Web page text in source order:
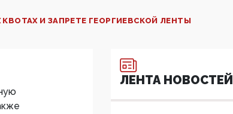
И ЗАПРЕТЕ ГЕОРГИЕВСКОЙ ЛЕНТЫ
ЛЕНТА НОВОСТЕЙ